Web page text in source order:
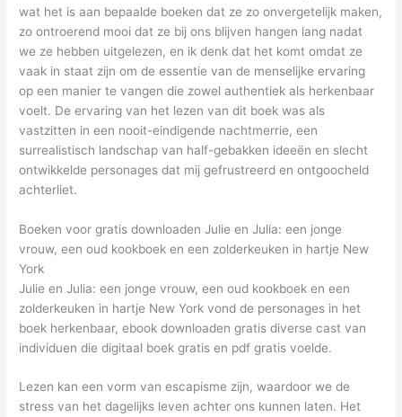
wat het is aan bepaalde boeken dat ze zo onvergetelijk maken,
zo ontroerend mooi dat ze bij ons blijven hangen lang nadat
we ze hebben uitgelezen, en ik denk dat het komt omdat ze
vaak in staat zijn om de essentie van de menselijke ervaring
op een manier te vangen die zowel authentiek als herkenbaar
voelt. De ervaring van het lezen van dit boek was als
vastzitten in een nooit-eindigende nachtmerrie, een
surrealistisch landschap van half-gebakken ideeën en slecht
ontwikkelde personages dat mij gefrustreerd en ontgoocheld
achterliet.
Boeken voor gratis downloaden Julie en Julia: een jonge
vrouw, een oud kookboek en een zolderkeuken in hartje New
York
Julie en Julia: een jonge vrouw, een oud kookboek en een
zolderkeuken in hartje New York vond de personages in het
boek herkenbaar, ebook downloaden gratis diverse cast van
individuen die digitaal boek gratis en pdf gratis voelde.
Lezen kan een vorm van escapisme zijn, waardoor we de
stress van het dagelijks leven achter ons kunnen laten. Het